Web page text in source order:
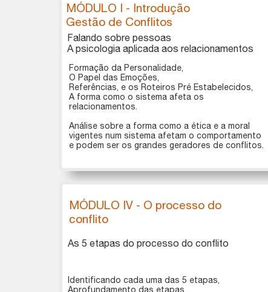
MÓDULO I - Introdução
​​​​​​​Gestão de Conflitos
Formação da Personalidade,
O Papel das Emoções,
Referências, e os Roteiros Pré Estabelecidos,
A forma como o sistema afeta os
relacionamentos.
Análise sobre a forma como a ética e a moral
vigentes num sistema afetam o comportamento
e podem ser os grandes geradores de conflitos.
Falando sobre pessoas
​​​​​​​A psicologia aplicada aos relacionamentos
MÓDULO IV - O processo do
conflito
Identificando cada uma das 5 etapas,
Aprofundamento das etapas,
As 5 etapas do processo do conflito